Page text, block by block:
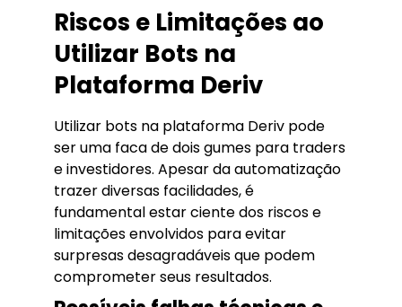
Riscos e Limitações ao
Utilizar Bots na
Plataforma Deriv
Utilizar bots na plataforma Deriv pode
ser uma faca de dois gumes para traders
e investidores. Apesar da automatização
trazer diversas facilidades, é
fundamental estar ciente dos riscos e
limitações envolvidos para evitar
surpresas desagradáveis que podem
comprometer seus resultados.